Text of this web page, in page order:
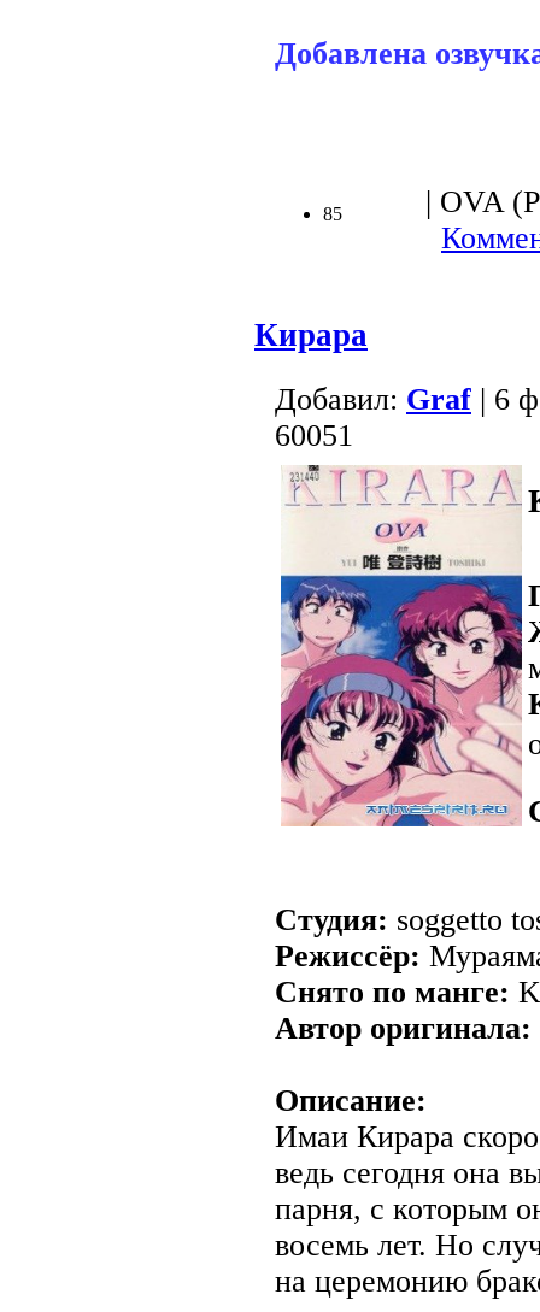
Добавлена
85
| OVA
Кирара
Добавил: Graf | 6
60051
Студия: soggetto
Режиссёр:
Снято по манге:
Автор оригинала:
Описание:
Имаи Кирара
ведь сегодня она
парня, с которым
восемь лет. Но
на церемонию